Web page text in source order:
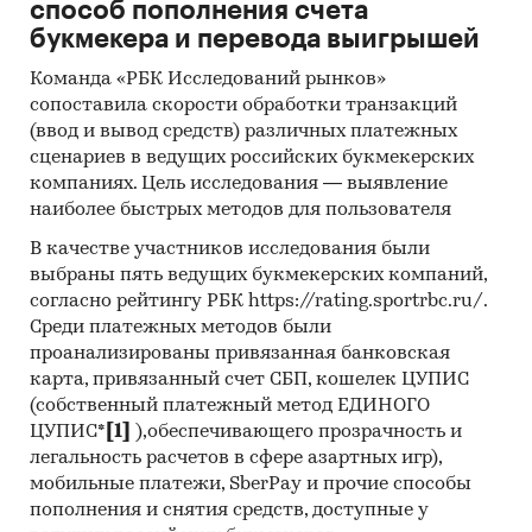
- Прочие моторные пассажирские, товарные
или багажные вагоны
- Несамоходные пассажирские, багажные,
почтовые вагоны
- Вагоны-цистерны
- Саморазгружающиеся вагоны, кроме
вагонов-цистерн
- Несамоходные крытые и закрывающиеся
вагоны, специально предназначенные для
перевозки высокорадиоактивных материалов
- Прочие несамоходные грузовые крытые и
закрывающиеся вагоны
- Несамоходные грузовые открытые вагоны, с
несъемными бортами высотой более 60 см
- Прочие несамоходные грузовые вагоны
В разделе `Импорт` рассмотрены зарубежные
поставщики:
ООО `ГОРНОТРАНСПОРТНАЯ КОМПАНИЯ`, ООО
способ пополнения счета
букмекера и перевода выигрышей
Команда «РБК Исследований рынков»
сопоставила скорости обработки транзакций
(ввод и вывод средств) различных платежных
сценариев в ведущих российских букмекерских
компаниях. Цель исследования — выявление
наиболее быстрых методов для пользователя
В качестве участников исследования были
выбраны пять ведущих букмекерских компаний,
согласно рейтингу РБК https://rating.sportrbc.ru/.
Среди платежных методов были
проанализированы привязанная банковская
карта, привязанный счет СБП, кошелек ЦУПИС
(собственный платежный метод ЕДИНОГО
ЦУПИС* [1]
),обеспечивающего прозрачность и
легальность расчетов в сфере азартных игр),
мобильные платежи, SberPay и прочие способы
пополнения и снятия средств, доступные у